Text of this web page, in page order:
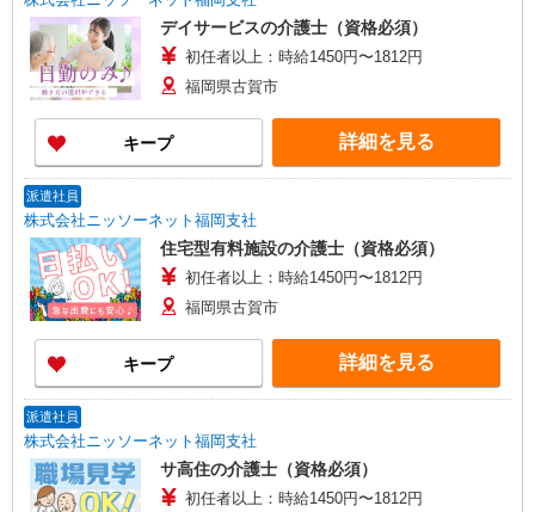
デイサービスの介護士（資格必須）
初任者以上：時給1450円〜1812円
福岡県古賀市
キープ 詳細を見る
派遣社員
株式会社ニッソーネット福岡支社
住宅型有料施設の介護士（資格必須）
初任者以上：時給1450円〜1812円
福岡県古賀市
キープ 詳細を見る
派遣社員
株式会社ニッソーネット福岡支社
サ高住の介護士（資格必須）
初任者以上：時給1450円〜1812円